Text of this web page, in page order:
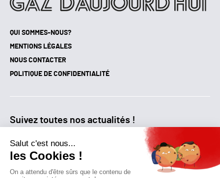
QUI SOMMES-NOUS?
MENTIONS LÉGALES
NOUS CONTACTER
POLITIQUE DE CONFIDENTIALITÉ
Suivez toutes nos actualités !
NEWSLETTER